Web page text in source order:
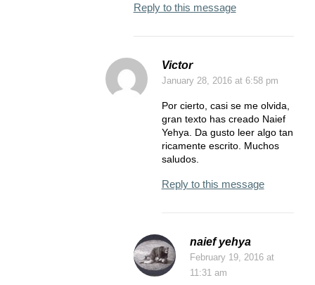
Reply to this message
Victor
January 28, 2016at 6:58 pm
Por cierto, casi se me olvida,
gran texto has creado Naief
Yehya. Da gusto leer algo tan
ricamente escrito. Muchos
saludos.
Reply to this message
naief yehya
February 19, 2016at
11:31 am